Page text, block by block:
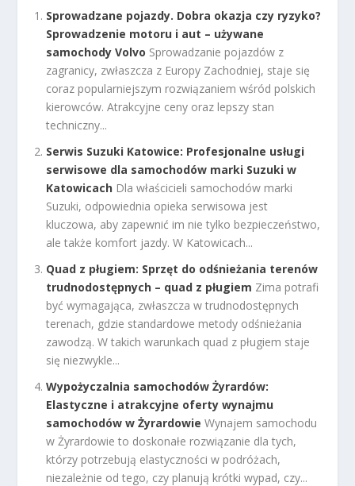
Sprowadzane pojazdy. Dobra okazja czy ryzyko?
Sprowadzenie motoru i aut – używane
samochody Volvo Sprowadzanie pojazdów z
zagranicy, zwłaszcza z Europy Zachodniej, staje się
coraz popularniejszym rozwiązaniem wśród polskich
kierowców. Atrakcyjne ceny oraz lepszy stan
techniczny...
Serwis Suzuki Katowice: Profesjonalne usługi
serwisowe dla samochodów marki Suzuki w
Katowicach Dla właścicieli samochodów marki
Suzuki, odpowiednia opieka serwisowa jest
kluczowa, aby zapewnić im nie tylko bezpieczeństwo,
ale także komfort jazdy. W Katowicach...
Quad z pługiem: Sprzęt do odśnieżania terenów
trudnodostępnych – quad z pługiem Zima potrafi
być wymagająca, zwłaszcza w trudnodostępnych
terenach, gdzie standardowe metody odśnieżania
zawodzą. W takich warunkach quad z pługiem staje
się niezwykle...
Wypożyczalnia samochodów Żyrardów:
Elastyczne i atrakcyjne oferty wynajmu
samochodów w Żyrardowie Wynajem samochodu
w Żyrardowie to doskonałe rozwiązanie dla tych,
którzy potrzebują elastyczności w podróżach,
niezależnie od tego, czy planują krótki wypad, czy...